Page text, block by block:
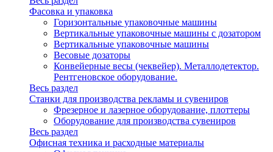
Фасовка и упаковка
Горизонтальные упаковочные машины
Вертикальные упаковочные машины с дозатором
Вертикальные упаковочные машины
Весовые дозаторы
Конвейерные весы (чеквейер). Металлодетектор.
Рентгеновское оборудование.
Весь раздел
Станки для производства рекламы и сувениров
Фрезерное и лазерное оборудование, плоттеры
Оборудование для производства сувениров
Весь раздел
Офисная техника и расходные материалы